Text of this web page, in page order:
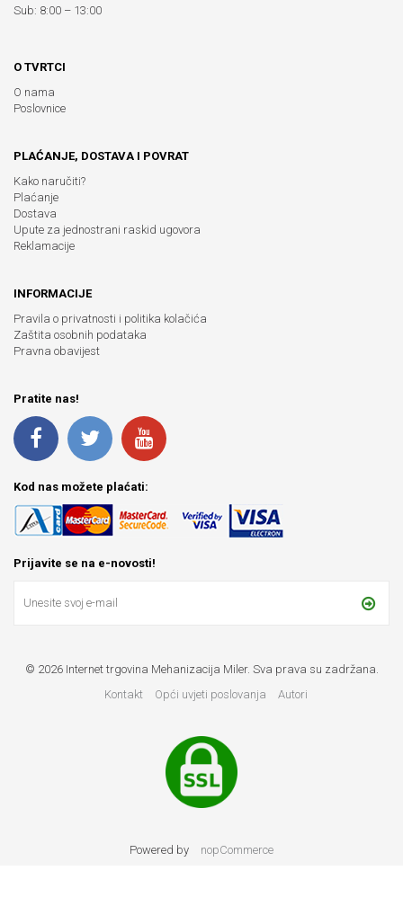
Sub: 8:00 – 13:00
O TVRTCI
O nama
Poslovnice
PLAĆANJE, DOSTAVA I POVRAT
Kako naručiti?
Plaćanje
Dostava
Upute za jednostrani raskid ugovora
Reklamacije
INFORMACIJE
Pravila o privatnosti i politika kolačića
Zaštita osobnih podataka
Pravna obavijest
Pratite nas!
Kod nas možete plaćati:
Prijavite se na e-novosti!
© 2026 Internet trgovina Mehanizacija Miler. Sva prava su zadržana.
Kontakt
Opći uvjeti poslovanja Autori
Powered by nopCommerce